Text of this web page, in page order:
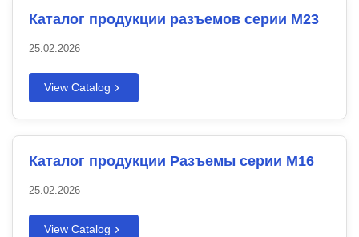
Каталог продукции разъемов серии M23
25.02.2026
View Catalog
Каталог продукции Разъемы серии M16
25.02.2026
View Catalog